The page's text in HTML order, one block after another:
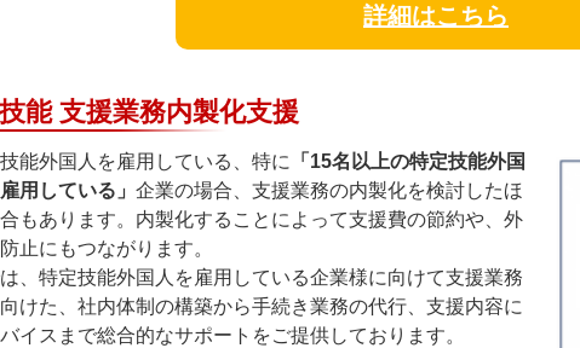
詳細はこちら
能 支援業務内製化支援
能外国人を雇用している、特に
「15名以上の特定技能外国
用している」 企業の場合、支援業務の内製化を検討したほ
もあります。内製化することによって支援費の節約や、外
止にもつながります。
、特定技能外国人を雇用している企業様に向けて支援業務
けた、社内体制の構築から手続き業務の代行、支援内容に
イスまで総合的なサポートをご提供しております。